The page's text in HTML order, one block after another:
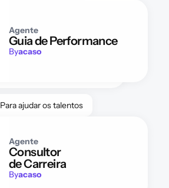
Agente
Guia de Performance
Byacaso
Agente
Consultor
de Carreira
Byacaso
Para ajudar os talentos